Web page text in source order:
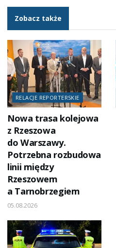
Zobacz także
RELACJE REPORTERSKIE
Nowa trasa kolejowa
z Rzeszowa
do Warszawy.
Potrzebna rozbudowa
linii między
Rzeszowem
a Tarnobrzegiem
05.08.2026